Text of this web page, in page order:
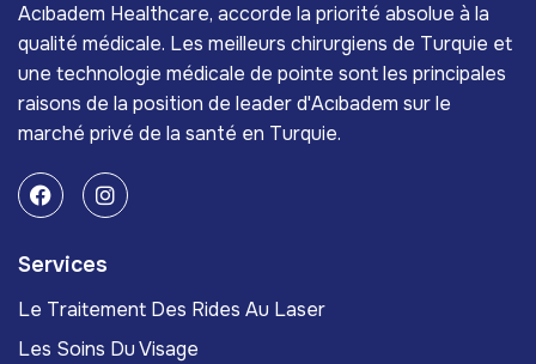
Acıbadem Healthcare, accorde la priorité absolue à la
qualité médicale. Les meilleurs chirurgiens de Turquie et
une technologie médicale de pointe sont les principales
raisons de la position de leader d'Acıbadem sur le
marché privé de la santé en Turquie.
Services
Le Traitement Des Rides Au Laser
Les Soins Du Visage